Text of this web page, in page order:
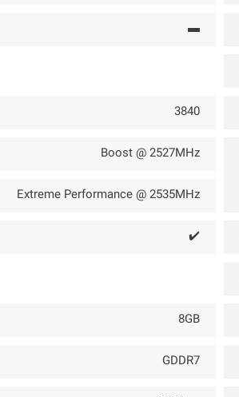
▬
3840
Boost @ 2527MHz
Extreme Performance @ 2535MHz
✔️
8GB
GDDR7